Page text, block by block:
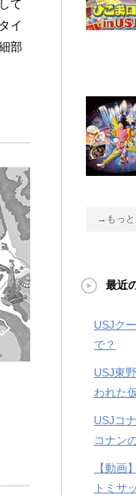
て
イ
部
→もっと
最近
USJク
で？
USJ東
われた
USJコ
コナン
【動画
トミサ